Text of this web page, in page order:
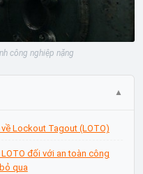
công nghiệp nặng
Lockout Tagout (LOTO)
đối với an toàn công
qua